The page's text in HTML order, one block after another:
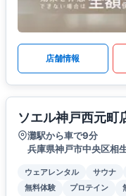
店舗情報
ソエル神戸西元町
灘駅から車で9分
兵庫県神戸市中央区相
ウェアレンタル サウナ
無料体験
プロテイン